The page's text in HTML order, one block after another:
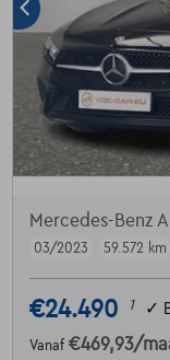
Mercedes-Benz
03/2023
59.572 km
€24.490 1 ✓
Vanaf €469,93/